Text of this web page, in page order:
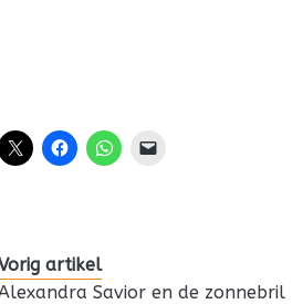
artikel
Savior en de zonnebril